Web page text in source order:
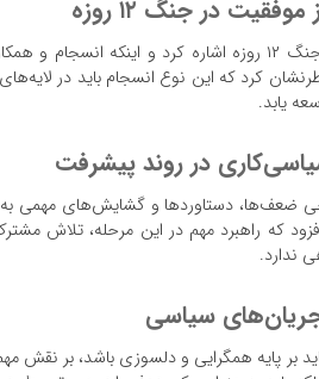
در جنگ ۱۲ روزه
نماینده عالی دولت در اصفهان به تجربه جنگ ۱۲ روزه
کرد که این نوع انسجام باید در
یابد.
در روند پیشرفت
ضعف‌ها، دستاوردها و گشایش‌های مهمی
که راهبرد مهم در این مرحله، تلاش
ندارد.
جریان‌های سیاسی
بر پایه همگرایی و دلسوزی باشد، بر نقش